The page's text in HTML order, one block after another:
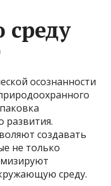
осознанности
развития.
создавать
не только
среду.